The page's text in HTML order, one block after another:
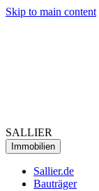
Skip to main content
SALLIER
Immobilien
Sallier.de
Bauträger